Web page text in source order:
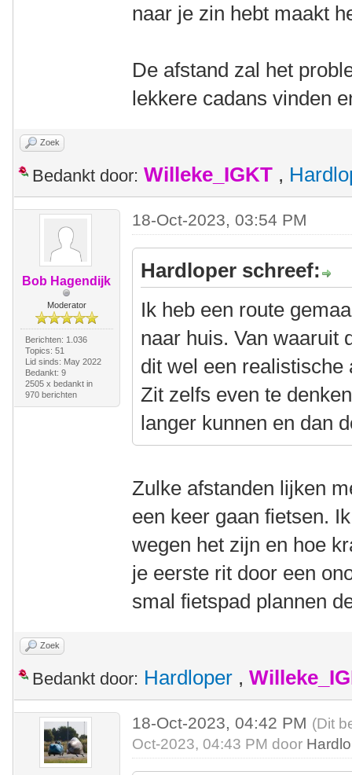
naar je zin hebt maakt
De afstand zal het
lekkere cadans vinden
Zoek
Bedankt door: Willeke_IGKT ,
Bob Hagendijk
Moderator
Berichten: 1.036
Topics: 51
Lid sinds: May 2022
Bedankt: 9
2505 x bedankt in
970 berichten
18-Oct-2023, 03:54 PM
Hardloper schreef:
Ik heb een route
naar huis. Van waaruit
dit wel een realistische
Zit zelfs even te
langer kunnen en dan
Zulke afstanden lijken
een keer gaan fietsen.
wegen het zijn en hoe
je eerste rit door een
smal fietspad plannen
Zoek
Bedankt door: Hardloper ,
18-Oct-2023, 04:42 PM (Dit
Oct-2023, 04:43 PM door